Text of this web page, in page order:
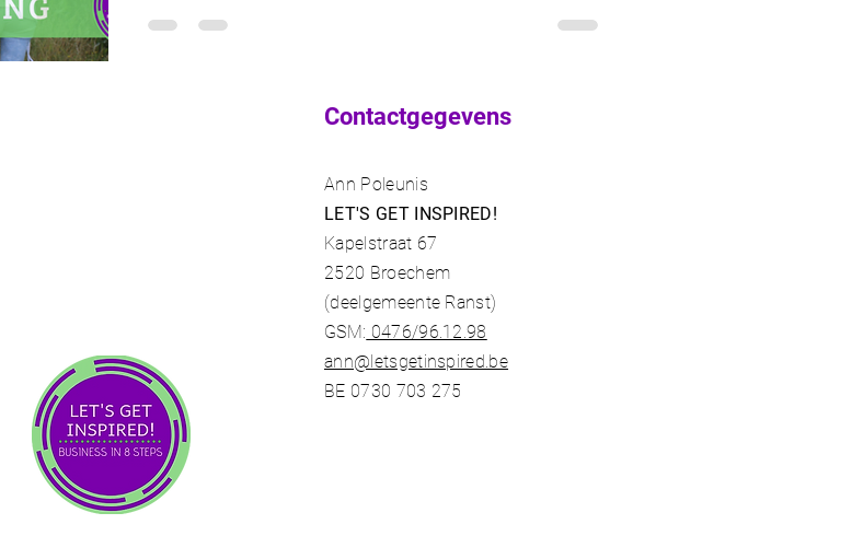
Contactgegevens
Ann Poleunis
LET'S GET INSPIRED!
Kapelstraat 67
2520 Broechem
(deelgemeente Ranst)​
GSM: 0476/96.12.98​
ann@letsgetinspired.be
BE 0730 703 275